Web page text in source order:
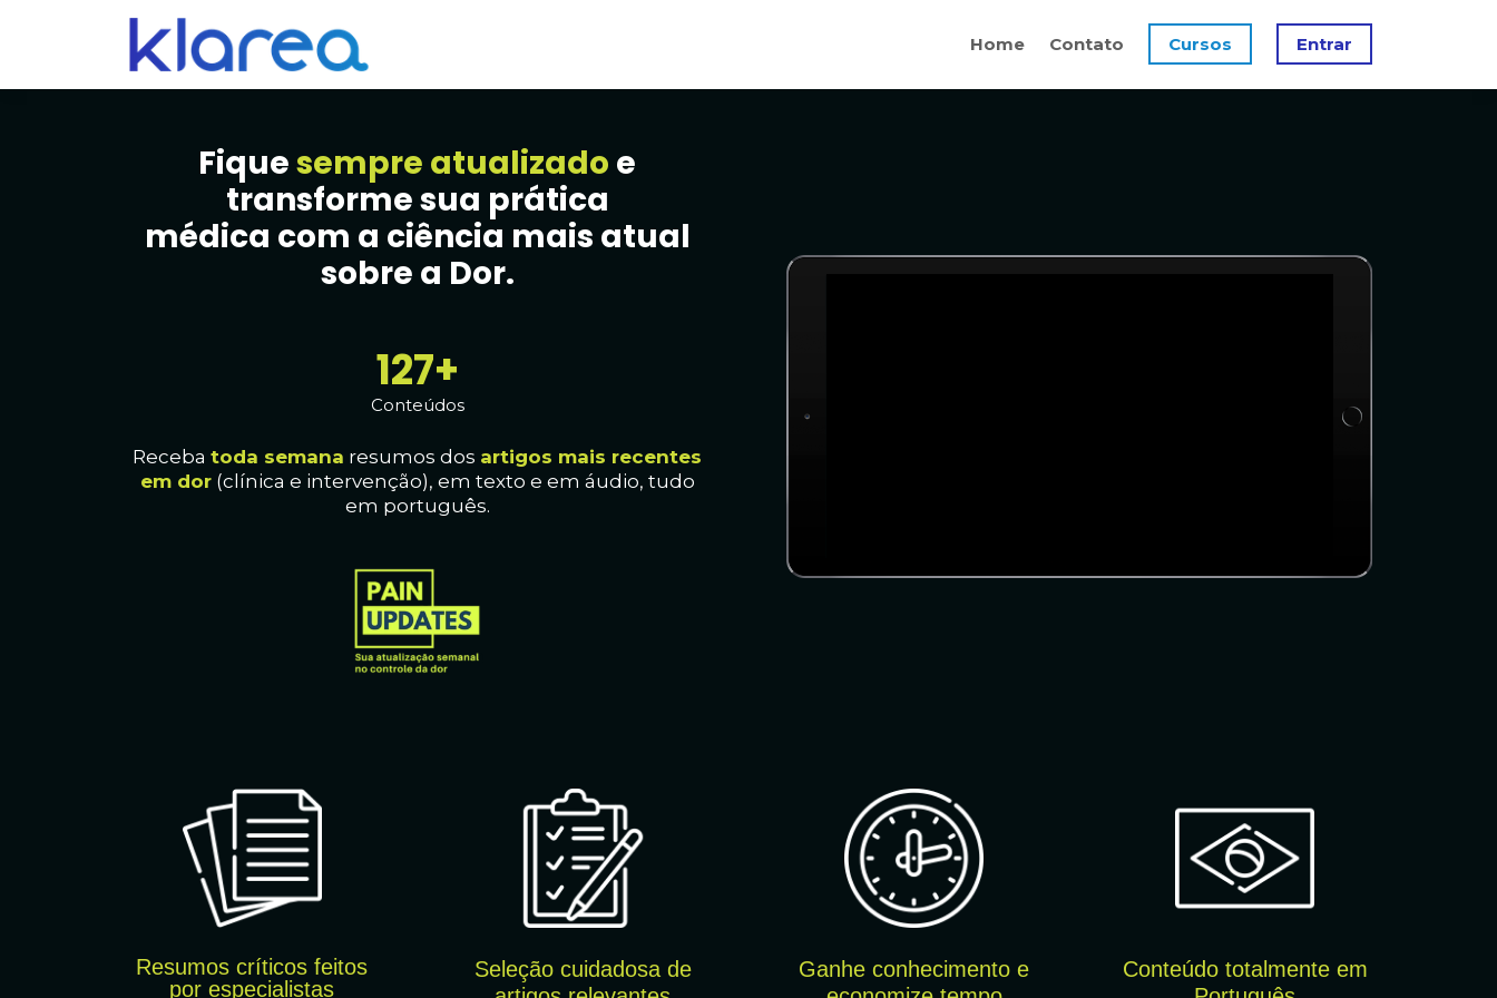
Home Contato Cursos Entrar
Fiquesempre atualizado e
transforme sua prática
médica com a ciência mais atual
sobre a Dor.
133+
Conteúdos
Recebatoda semana resumos dos artigos mais recentes
em dor(clínica e intervenção), em texto e em áudio, tudo
em português.
Resumos críticos feitos
porespecialistas
Seleção cuidadosa de
Ganhe conhecimento e
Conteúdo totalmente em